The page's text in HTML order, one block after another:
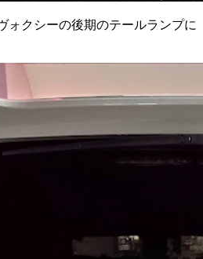
ォクシーの後期のテールランプに